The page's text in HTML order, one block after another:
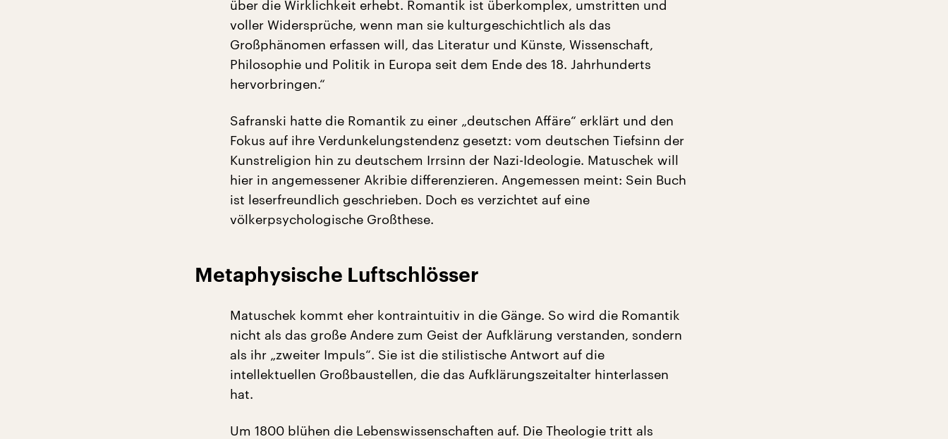
über die Wirklichkeit erhebt. Romantik ist überkomplex, umstritten und
voller Widersprüche, wenn man sie kulturgeschichtlich als das
Großphänomen erfassen will, das Literatur und Künste, Wissenschaft,
Philosophie und Politik in Europa seit dem Ende des 18. Jahrhunderts
hervorbringen.“
Safranski hatte die Romantik zu einer „deutschen Affäre“ erklärt und den
Fokus auf ihre Verdunkelungstendenz gesetzt: vom deutschen Tiefsinn der
Kunstreligion hin zu deutschem Irrsinn der Nazi-Ideologie. Matuschek will
hier in angemessener Akribie differenzieren. Angemessen meint: Sein Buch
ist leserfreundlich geschrieben. Doch es verzichtet auf eine
völkerpsychologische Großthese.
Metaphysische Luftschlösser
Matuschek kommt eher kontraintuitiv in die Gänge. So wird die Romantik
nicht als das große Andere zum Geist der Aufklärung verstanden, sondern
als ihr „zweiter Impuls“. Sie ist die stilistische Antwort auf die
intellektuellen Großbaustellen, die das Aufklärungszeitalter hinterlassen
hat.
Um 1800 blühen die Lebenswissenschaften auf. Die Theologie tritt als